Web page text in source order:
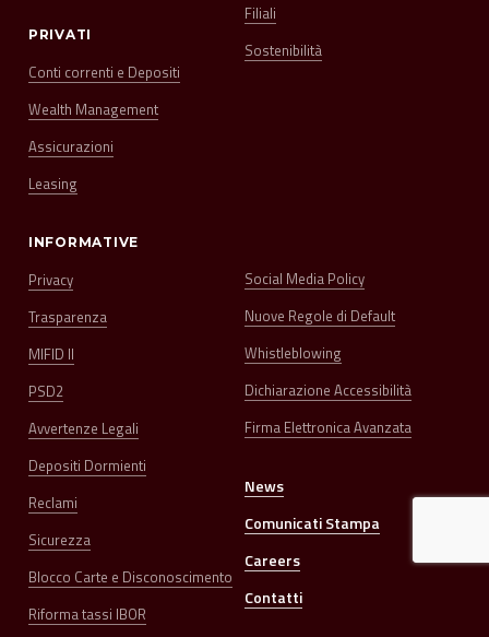
PRIVATI
Conti correnti e Depositi
Wealth Management
Assicurazioni
Leasing
Filiali
Sostenibilità
INFORMATIVE
Privacy
Trasparenza
MIFID II
PSD2
Avvertenze Legali
Depositi Dormienti
Reclami
Sicurezza
Blocco Carte e Disconoscimento
Riforma tassi IBOR
Social Media Policy
Nuove Regole di Default
Whistleblowing
Dichiarazione Accessibilità
Firma Elettronica Avanzata
News
Comunicati Stampa
Careers
Contatti